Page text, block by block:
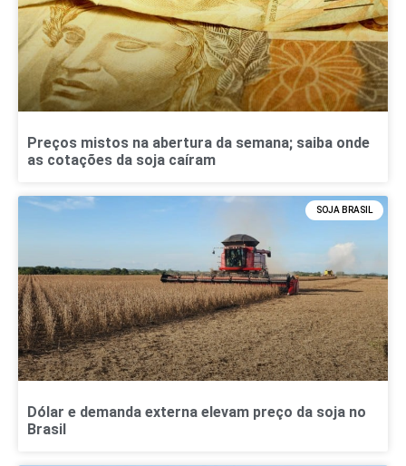
Preços mistos na abertura da semana; saiba onde
as cotações da soja caíram
SOJA BRASIL
Dólar e demanda externa elevam preço da soja no
Brasil